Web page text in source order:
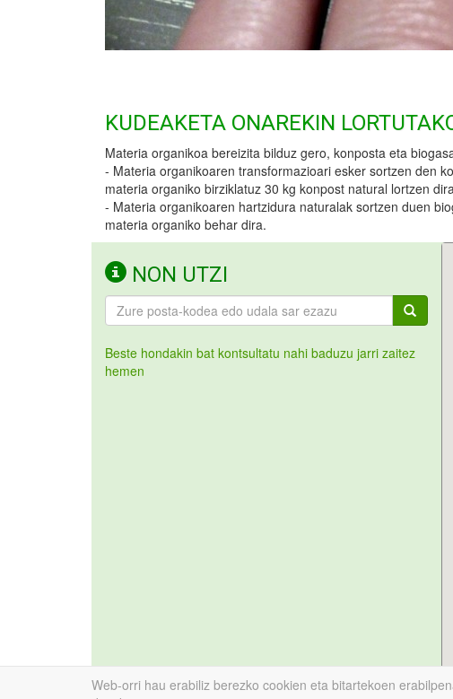
KUDEAKETA ONAREKIN
Materia organikoa bereizita bilduz gero, konposta eta
- Materia organikoaren transformazioari esker sortzen den
materia organiko birziklatuz 30 kg konpost natural lortzen
- Materia organikoaren hartzidura naturalak sortzen duen
materia organiko behar dira.
NON UTZI
Beste hondakin bat kontsultatu nahi baduzu jarri zaitez
hemen
Web-orri hau erabiliz berezko cookien eta bitartekoen